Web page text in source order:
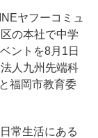
ヤフーコミュ
の本社で中学
ントを8月1日
人九州先端科
福岡市教育委
常生活にある